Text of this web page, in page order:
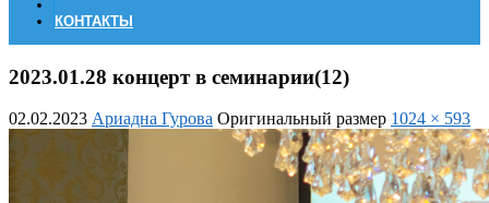
КОНТАКТЫ
2023.01.28 концерт в семинарии(12)
02.02.2023 Ариадна Гурова Оригинальный размер 1024 × 593